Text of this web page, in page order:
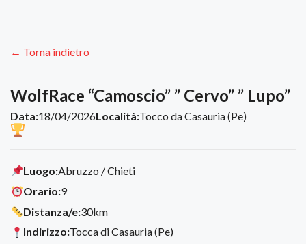
← Torna indietro
WolfRace “Camoscio” ” Cervo” ” Lupo”
Data:18/04/2026Località:Tocco da Casauria (Pe)
Luogo:Abruzzo / Chieti
Orario:9
Distanza/e:30km
Indirizzo:Tocca di Casauria (Pe)